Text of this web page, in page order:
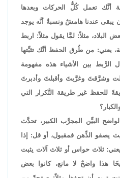
أنَّك تعمل كُلُّ الحركات وبعدها
يبقى عندنا هامشٌ ونسبةٌ أنَّه يوجد
مثلاً: لمَّا يقول مثلاً: اربط
يعني: من طُرق الحفظ أنَّك تثبِّتها
بين الأشياء هذه مفهومة
وشرَّقتَ وغرَّبتَ وأقبلتَ وأدبرتَ
للحفظ غير طريقة التَّكرار التي
البيِّن المجرَّب الكبير، تحدَّث
الذِّهن فمقبول، أو قل: إذا
ثلاث حواس أو ثلاث آلات يثبت
هذا واضحٌ لا مانع، كانوا بعض